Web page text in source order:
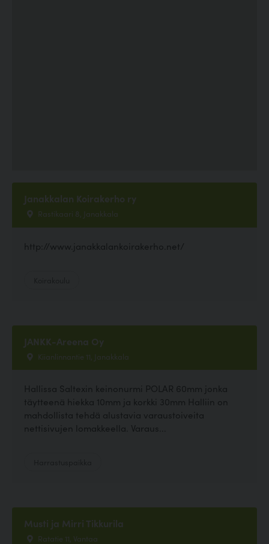
Janakkalan Koirakerho ry
Rastikaari 8, Janakkala
http://www.janakkalankoirakerho.net/
JANKK-Areena Oy
Kiianlinnantie 11, Janakkala
Hallissa Saltexin keinonurmi POLAR 60mm jonka
täytteenä hiekka 10mm ja korkki 30mm Halliin on
mahdollista tehdä alustavia varaustoiveita
nettisivujen lomakkeella. Varaus...
Musti ja Mirri Tikkurila
Ratatie 11, Vantaa